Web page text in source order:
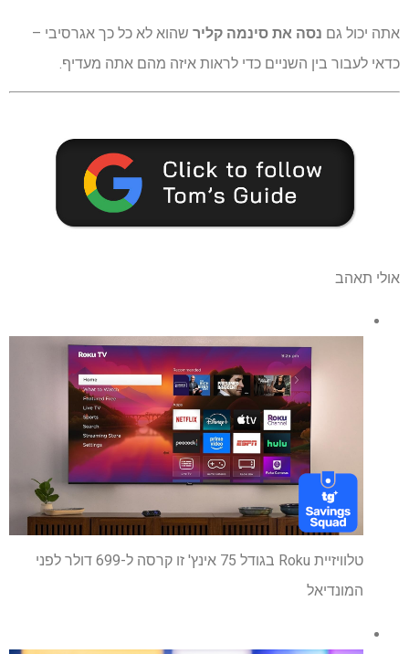
אתה יכול גם נסה את סינמה קליר שהוא לא כל כך אגרסיבי –
כדאי לעבור בין השניים כדי לראות איזה מהם אתה מעדיף.
אולי תאהב
טלוויזיית Roku בגודל 75 אינץ' זו קרסה ל-699 דולר לפני
המונדיאל